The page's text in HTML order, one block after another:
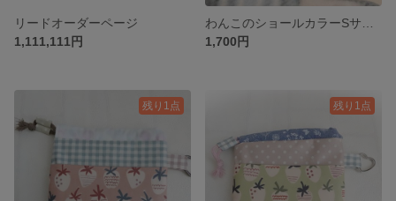
リードオーダーページ
1,111,111円
1,700円
残り1点 残り1点